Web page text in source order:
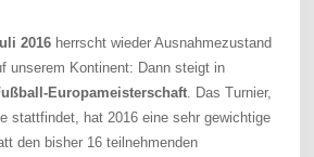
2016 herrscht wieder Ausnahmezustand
unserem Kontinent: Dann steigt in
Europameisterschaft . Das Turnier,
stattfindet, hat 2016 eine sehr gewichtige
den bisher 16 teilnehmenden